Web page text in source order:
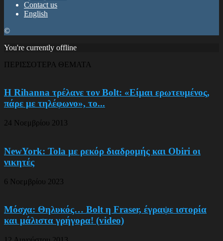
Contact us
English
©
You're currently offline
ΠΕΡΙΣΣΟΤΕΡΑ ΘΕΜΑΤΑ
Η Rihanna τρέλανε τον Bolt: «Είμαι ερωτευμένος,
πάρε με τηλέφωνο», το...
24 Νοεμβρίου 2013
NewYork: Tola με ρεκόρ διαδρομής και Obiri οι
νικητές
6 Νοεμβρίου 2023
Μόσχα: Θηλυκός… Bolt η Fraser, έγραψε ιστορία
και μάλιστα γρήγορα! (video)